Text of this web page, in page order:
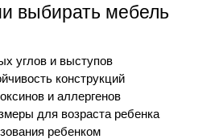
выбирать мебель
углов и выступов
конструкций
и аллергенов
для возраста ребенка
ребенком